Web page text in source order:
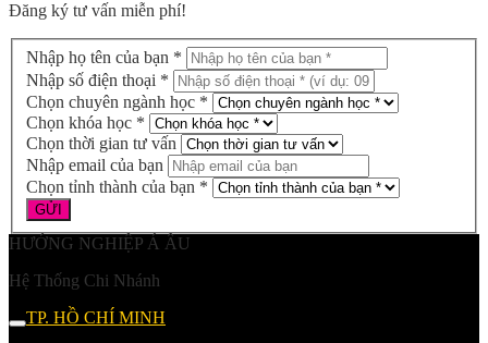
Đăng ký tư vấn miễn phí!
Nhập họ tên của bạn *
Nhập số điện thoại *
Chọn chuyên ngành học *
Chọn khóa học *
Chọn thời gian tư vấn
Nhập email của bạn
Chọn tỉnh thành của bạn *
HƯỚNG NGHIỆP Á ÂU
Hệ Thống Chi Nhánh
TP. HỒ CHÍ MINH